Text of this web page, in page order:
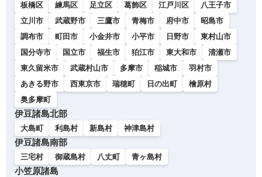
板橋区
練馬区 足立区 葛飾区 江戸川区
八王子市
立川市
武蔵野市 三鷹市 青梅市 府中市
昭島市
調布市
町田市 小金井市 小平市 日野市
東村山市
国分寺市
国立市 福生市 狛江市 東大和市
清瀬市
東久留米市
武蔵村山市 多摩市 稲城市
羽村市
あきる野市
西東京市 瑞穂町 日の出町
檜原村
奥多摩町
伊豆諸島北部
大島町 利島村 新島村 神津島村
伊豆諸島南部
三宅村 御蔵島村 八丈町 青ヶ島村
小笠原諸島